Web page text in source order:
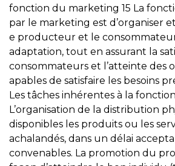
fonction du marketing 15 La
par le marketing est d’organiser
e producteur et le
adaptation, tout en assurant la
consommateurs et l’atteinte des
apables de satisfaire les besoins
Les tâches inhérentes à la
L’organisation de la distribution
disponibles les produits ou les
achalandés, dans un délai
convenables. La promotion du